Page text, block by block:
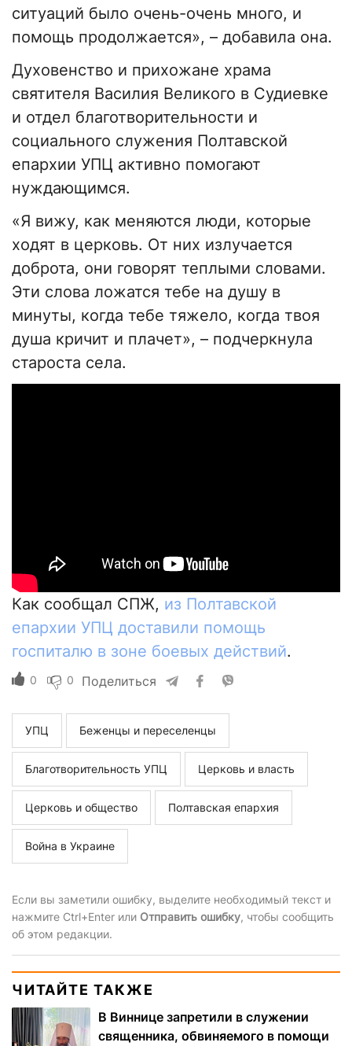
ситуаций было очень-очень много, и
помощь продолжается», – добавила она.
Духовенство и прихожане храма
святителя Василия Великого в Судиевке
и отдел благотворительности и
социального служения Полтавской
епархии УПЦ активно помогают
нуждающимся.
«Я вижу, как меняются люди, которые
ходят в церковь. От них излучается
доброта, они говорят теплыми словами.
Эти слова ложатся тебе на душу в
минуты, когда тебе тяжело, когда твоя
душа кричит и плачет», – подчеркнула
староста села.
Как сообщал СПЖ, из Полтавской
епархии УПЦ доставили помощь
госпиталю в зоне боевых действий.
0 0 Поделиться
УПЦ Беженцы и переселенцы
Благотворительность УПЦ Церковь и власть
Церковь и общество Полтавская епархия
Война в Украине
Если вы заметили ошибку, выделите необходимый текст и
нажмите Ctrl+Enter или Отправить ошибку, чтобы сообщить
об этом редакции.
ЧИТАЙТЕ ТАКЖЕ
В Виннице запретили в служении
священника, обвиняемого в помощи